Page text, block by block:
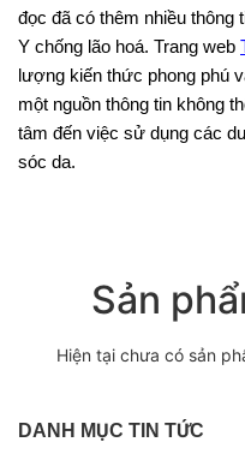
đọc đã có thêm nhiều
Y chống lão hoá. Trang web
lượng kiến thức phong phú
một nguồn thông tin không
tâm đến việc sử dụng các
sóc da.
Sản
Hiện tại chưa có sản
DANH MỤC TIN TỨC